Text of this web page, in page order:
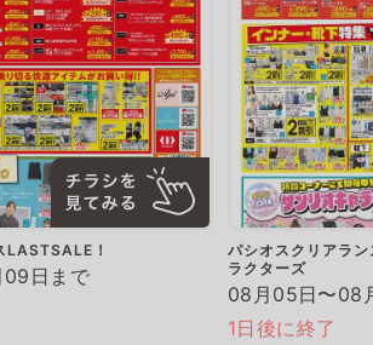
LASTSALE！
日まで
パシオスクリアラ
ラクターズ
08月05日〜08
1日後に終了